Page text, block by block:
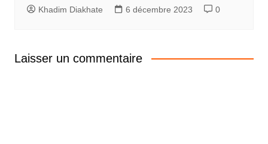
Khadim Diakhate 6 décembre 2023 0
Laisser un commentaire